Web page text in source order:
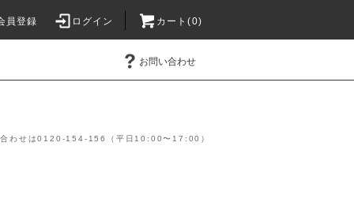
員登録 ログイン カート(0)
お問い合わせ
わせは0120-154-156（平日10:00〜17:00）